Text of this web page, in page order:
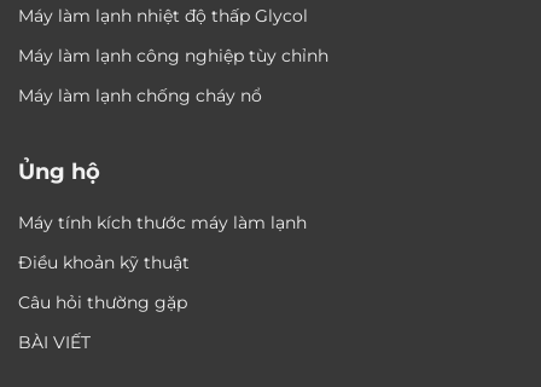
Máy làm lạnh nhiệt độ thấp Glycol
Máy làm lạnh công nghiệp tùy chỉnh
Máy làm lạnh chống cháy nổ
Ủng hộ
Máy tính kích thước máy làm lạnh
Điều khoản kỹ thuật
Câu hỏi thường gặp
BÀI VIẾT